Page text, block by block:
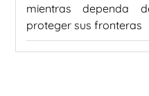
mientras dependa
proteger sus fronteras